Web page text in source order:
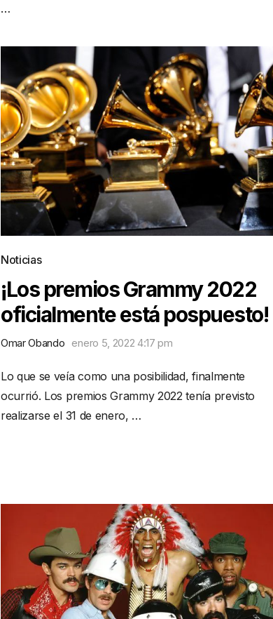
…
Noticias
¡Los premios Grammy 2022
oficialmente está pospuesto!
Omar Obando enero 5, 2022 4:17 pm
Lo que se veía como una posibilidad, finalmente
ocurrió. Los premios Grammy 2022 tenía previsto
realizarse el 31 de enero, …